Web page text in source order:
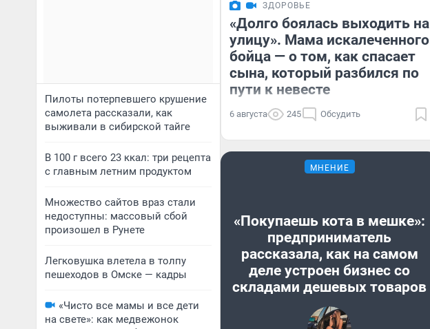
Пилоты потерпевшего крушение
самолета рассказали, как
выживали в сибирской тайге
В 100 г всего 23 ккал: три рецепта
с главным летним продуктом
Множество сайтов враз стали
недоступны: массовый сбой
произошел в Рунете
Легковушка влетела в толпу
пешеходов в Омске — кадры
«Чисто все мамы и все дети
на свете»: как медвежонок
ЗДОРОВЬЕ
«Долго боялась выходить на
улицу». Мама искалеченного
бойца — о том, как спасает
сына, который разбился по
пути к невесте
6 августа 245 Обсудить
МНЕНИЕ
«Покупаешь кота в мешке»:
предприниматель
рассказала, как на самом
деле устроен бизнес со
складами дешевых товаров